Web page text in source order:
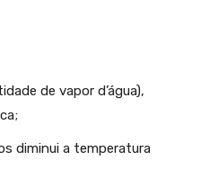
de vapor d’água),
diminui a temperatura